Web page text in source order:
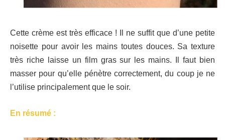
Cette crème est très efficace ! Il ne suffit que d’une petite
noisette pour avoir les mains toutes douces. Sa texture
très riche laisse un film gras sur les mains. Il faut bien
masser pour qu’elle pénètre correctement, du coup je ne
l’utilise principalement que le soir.
En résumé :